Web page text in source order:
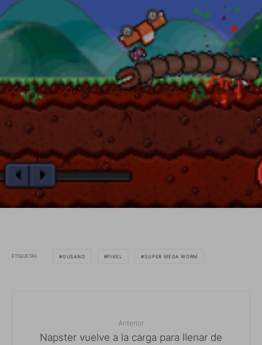
ETIQUETAS GUSANO PIXEL SUPER MEGA WORM
Anterior
Napster vuelve a la carga para llenar de